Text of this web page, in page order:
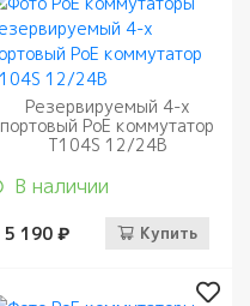
Резервируемый 4-х
портовый PoE коммутатор
T104S 12/24В
В наличии
5 190 ₽ Купить